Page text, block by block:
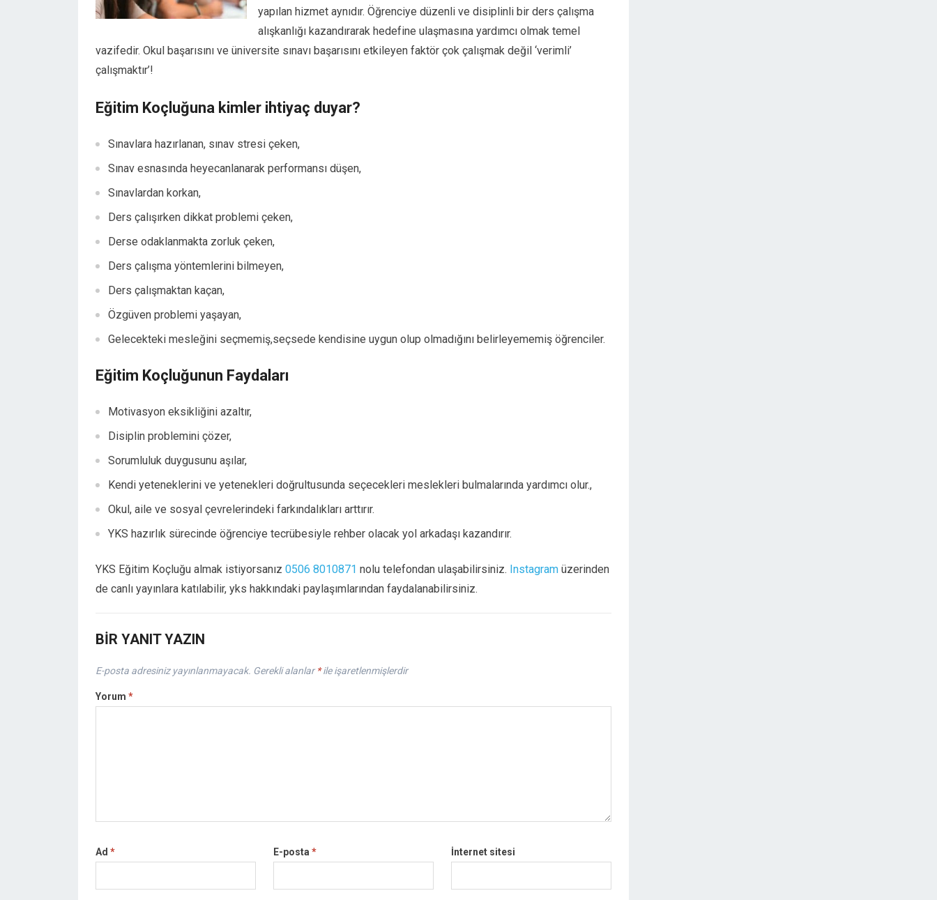
yapılan hizmet aynıdır. Öğrenciye düzenli ve disiplinli bir ders çalışma
alışkanlığı kazandırarak hedefine ulaşmasına yardımcı olmak temel
vazifedir. Okul başarısını ve üniversite sınavı başarısını etkileyen faktör çok çalışmak değil ‘verimli’
çalışmaktır’!
Eğitim Koçluğuna kimler ihtiyaç duyar?
Sınavlara hazırlanan, sınav stresi çeken,
Sınav esnasında heyecanlanarak performansı düşen,
Sınavlardan korkan,
Ders çalışırken dikkat problemi çeken,
Derse odaklanmakta zorluk çeken,
Ders çalışma yöntemlerini bilmeyen,
Ders çalışmaktan kaçan,
Özgüven problemi yaşayan,
Gelecekteki mesleğini seçmemiş,seçsede kendisine uygun olup olmadığını belirleyememiş öğrenciler.
Eğitim Koçluğunun Faydaları
Motivasyon eksikliğini azaltır,
Disiplin problemini çözer,
Sorumluluk duygusunu aşılar,
Kendi yeteneklerini ve yetenekleri doğrultusunda seçecekleri meslekleri bulmalarında yardımcı olur.,
Okul, aile ve sosyal çevrelerindeki farkındalıkları arttırır.
YKS hazırlık sürecinde öğrenciye tecrübesiyle rehber olacak yol arkadaşı kazandırır.
YKS Eğitim Koçluğu almak istiyorsanız 0506 8010871 nolu telefondan ulaşabilirsiniz. Instagram üzerinden
de canlı yayınlara katılabilir, yks hakkındaki paylaşımlarından faydalanabilirsiniz.
BIR YANIT YAZIN
E-posta adresiniz yayınlanmayacak. Gerekli alanlar *ile işaretlenmişlerdir
Yorum *
Ad * E-posta * İnternet sitesi